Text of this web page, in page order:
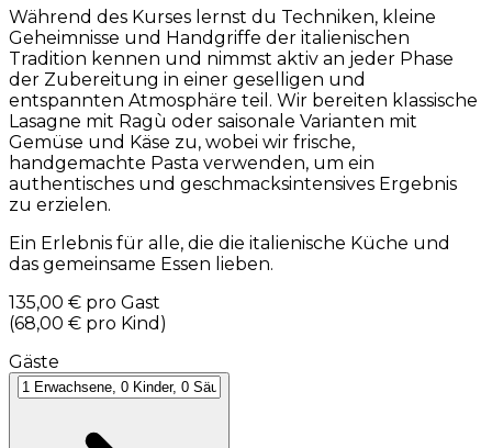
Während des Kurses lernst du Techniken, kleine
Geheimnisse und Handgriffe der italienischen
Tradition kennen und nimmst aktiv an jeder Phase
der Zubereitung in einer geselligen und
entspannten Atmosphäre teil. Wir bereiten klassische
Lasagne mit Ragù oder saisonale Varianten mit
Gemüse und Käse zu, wobei wir frische,
handgemachte Pasta verwenden, um ein
authentisches und geschmacksintensives Ergebnis
zu erzielen.
Ein Erlebnis für alle, die die italienische Küche und
das gemeinsame Essen lieben.
135,00 € pro Gast
(68,00 € pro Kind )
Gäste